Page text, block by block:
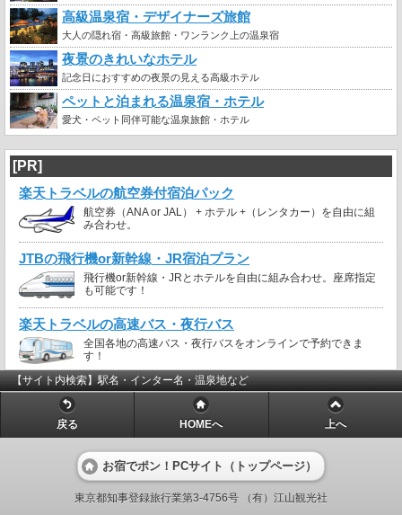
高級温泉宿・デザイナーズ旅館
大人の隠れ宿・高級旅館・ワンランク上の温泉宿
夜景のきれいなホテル
記念日におすすめの夜景の見える高級ホテル
ペットと泊まれる温泉宿・ホテル
愛犬・ペット同伴可能な温泉旅館・ホテル
[PR]
楽天トラベルの航空券付宿泊パック
航空券（ANA or JAL） + ホテル +（レンタカー）を自由に組
み合わせ。
JTBの飛行機or新幹線・JR宿泊プラン
飛行機or新幹線・JRとホテルを自由に組み合わせ。座席指定
も可能です！
楽天トラベルの高速バス・夜行バス
全国各地の高速バス・夜行バスをオンラインで予約できま
す！
【サイト内検索】駅名・インター名・温泉地など
戻る HOMEへ 上へ
お宿でポン！PCサイト（トップページ）
東京都知事登録旅行業第3-4756号 （有）江山観光社